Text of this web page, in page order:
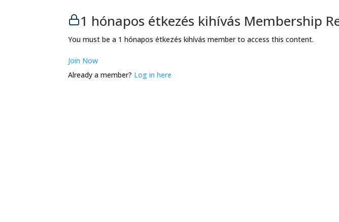
1 hónapos étkezés kihívás Membership
You must be a 1 hónapos étkezés kihívás member to access this content.
Join Now
Already a member? Log in here